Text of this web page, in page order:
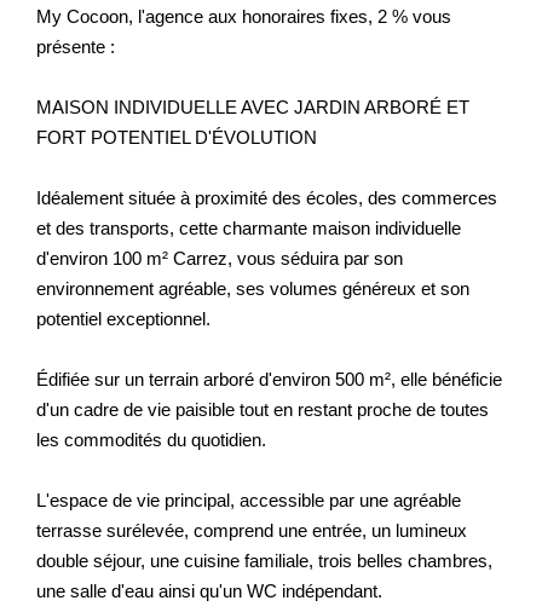
My Cocoon, l'agence aux honoraires fixes, 2 % vous
présente :
MAISON INDIVIDUELLE AVEC JARDIN ARBORÉ ET
FORT POTENTIEL D'ÉVOLUTION
Idéalement située à proximité des écoles, des commerces
et des transports, cette charmante maison individuelle
d'environ 100 m² Carrez, vous séduira par son
environnement agréable, ses volumes généreux et son
potentiel exceptionnel.
Édifiée sur un terrain arboré d'environ 500 m², elle bénéficie
d'un cadre de vie paisible tout en restant proche de toutes
les commodités du quotidien.
L'espace de vie principal, accessible par une agréable
terrasse surélevée, comprend une entrée, un lumineux
double séjour, une cuisine familiale, trois belles chambres,
une salle d'eau ainsi qu'un WC indépendant.